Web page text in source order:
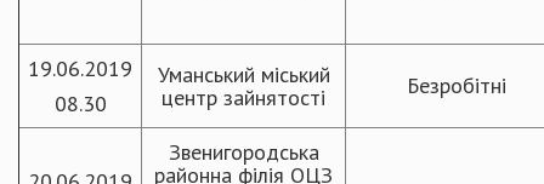
19.06.2019
08.30
Уманський міський
центр зайнятості
Безробітні
Звенигородська
районна філія ОЦЗ